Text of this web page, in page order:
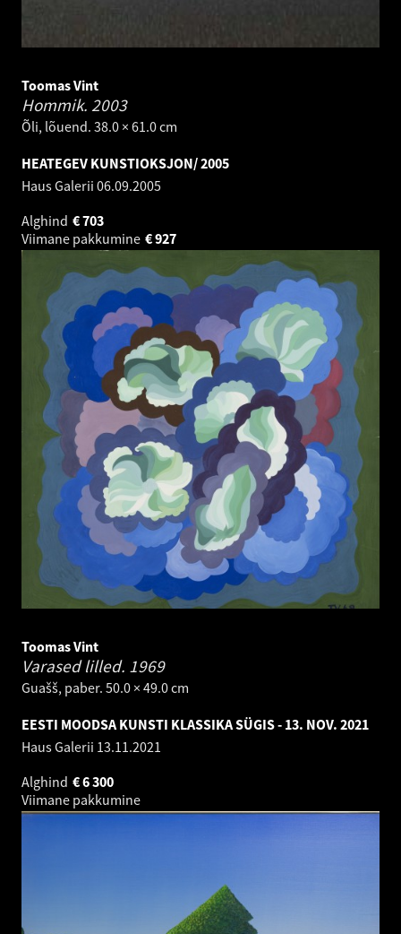
Toomas Vint
Hommik. 2003
Õli, lõuend. 38.0 × 61.0 cm
HEATEGEV KUNSTIOKSJON/ 2005
Haus Galerii 06.09.2005
Alghind
703
€
Viimane pakkumine
927
€
Toomas Vint
Varased lilled. 1969
Guašš, paber. 50.0 × 49.0 cm
EESTI MOODSA KUNSTI KLASSIKA SÜGIS - 13. NOV. 2021
Haus Galerii 13.11.2021
Alghind
6 300
€
Viimane pakkumine